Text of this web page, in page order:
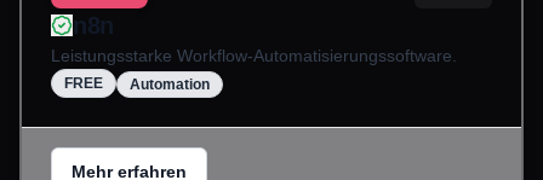
n8n
Leistungsstarke Workflow-Automatisierungssoftware.
FREE Automation
Mehr erfahren